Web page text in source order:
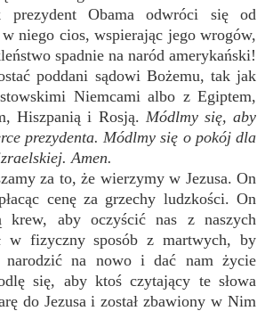
prezydent Obama odwróci się od
niego cios, wspierając jego wrogów,
spadnie na naród amerykański!
poddani sądowi Bożemu, tak jak
Niemcami albo z Egiptem,
Hiszpanią i Rosją. Módlmy się, aby
prezydenta. Módlmy się o pokój dla
Amen.
za to, że wierzymy w Jezusa. On
cenę za grzechy ludzkości. On
krew, aby oczyścić nas z naszych
w fizyczny sposób z martwych, by
narodzić na nowo i dać nam życie
się, aby ktoś czytający te słowa
do Jezusa i został zbawiony w Nim